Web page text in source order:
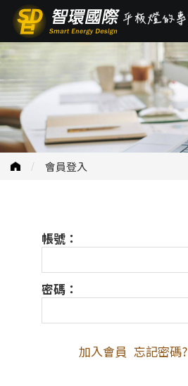
會員登入
帳號：
密碼：
加入會員 忘記密碼?